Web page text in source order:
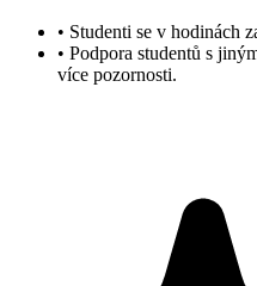
• Studenti se v hodinách
• Podpora studentů s
více pozornosti.